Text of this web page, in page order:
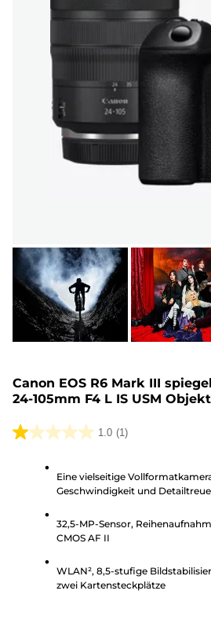
Canon EOS R6 Mark III
24-105mm F4 L IS USM
1.0 (1)
1.0
Sternen.
Bewertung
Eine vielseitige
Geschwindigkeit und
32,5-MP-Sensor,
CMOS AF II
WLAN², 8,5-stufige
zwei Kartensteckplätze